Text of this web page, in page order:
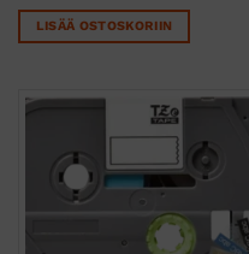
LISÄÄ OSTOSKORIIN